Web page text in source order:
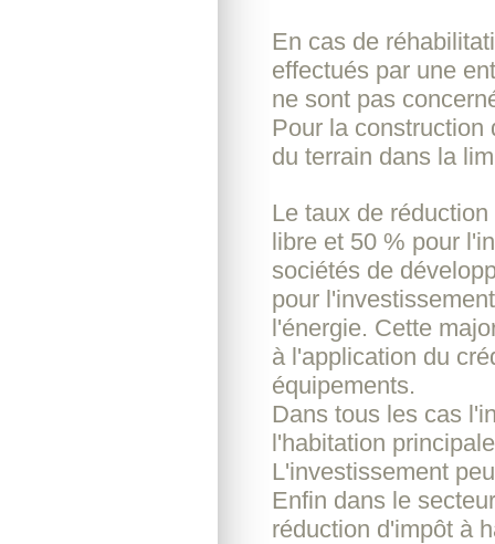
En cas de
effectués par une
ne sont pas
Pour la construction
du terrain dans la
Le taux de
libre et 50 % pour
sociétés de
pour
l'énergie. Cette
à l'application du
équipements.
Dans tous les cas
l'habitation
L'investissement
Enfin dans le
réduction d'impôt à